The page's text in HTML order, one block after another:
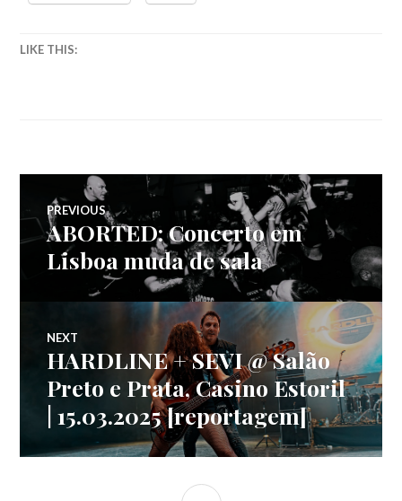
LIKE THIS:
Navegação
de
artigos
PREVIOUS
Previous
post:
ABORTED: Concerto em
Lisboa muda de sala
NEXT
Next
post:
HARDLINE + SEVI @ Salão
Preto e Prata, Casino Estoril
| 15.03.2025 [reportagem]
SIDEBAR